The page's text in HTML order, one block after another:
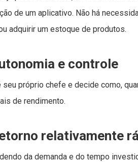
de um aplicativo. Não há
adquirir um estoque de produtos.
e controle
seu próprio chefe e decide como,
de rendimento.
relativamente
da demanda e do tempo